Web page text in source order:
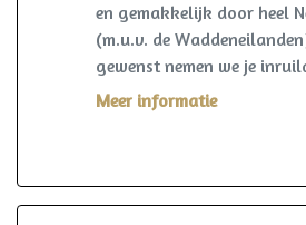
en gemakkelijk door heel
(m.u.v. de
gewenst nemen we je
terug! I.c.m. pakket
Meer informatie